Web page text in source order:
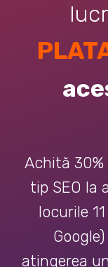
Achită 30%
tip SEO la
locurile
atingerea